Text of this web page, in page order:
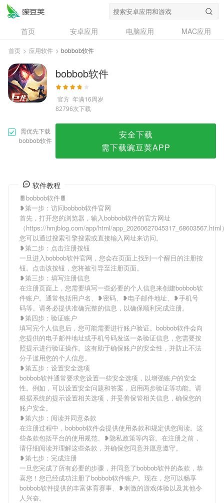
首页 安卓应用 电脑应用
MAC应用
资讯
专题
问答
首页 > 应用软件 > bobbob软件
bobbob软件
官方 年满16周岁
82796次下载
需优先下载
bobbob软件
安全下载
需下载豌豆荚APP
软件教程
🍫bobbob软件🍫
❥第一步：访问bobbob软件官网
首先，打开您的浏览器，输入bobbob软件的官方网址
（https://hmjblog.com/app/html/app_20260627045317_68603567.html
您可以通过搜索引擎搜索或直接输入网址来访问。
❥第二步：点击注册按钮
一旦进入bobbob软件官网，您会在页面上找到一个醒目的注册按
钮。点击该按钮，您将被引导至注册页面。
❥第三步：填写注册信息
在注册页面上，您需要填写一些必要的个人信息来创建bobbob软
件账户。通常包括用户名、❥密码、❥电子邮件地址、❥手机号
码等。请务必提供准确完整的信息，以确保顺利完成注册。
❥第四步：验证账户
填写完个人信息后，您可能需要进行账户验证。bobbob软件会向
您提供的电子邮件地址或手机号码发送一条验证信息，您需要按
照提示进行验证操作。这有助于确保账户的安全性，并防止不法
分子滥用您的个人信息。
❥第五步：设置安全选项
bobbob软件通常要求您设置一些安全选项，以增强账户的安全
性。例如，可以设置安全问题和答案，启用两步验证等功能。请
根据系统的提示设置相关选项，并妥善保管相关信息，确保您的
账户安全。
❥第六步：阅读并同意条款
在注册过程中，bobbob软件会提供使用条款和规定供您阅读。这
些条款包括平台的使用规范、❥隐私政策等内容。在注册之前，
请仔细阅读并理解这些条款，并确保您同意并愿意遵守。
❥第七步：完成注册
一旦您完成了所有必要的步骤，并同意了bobbob软件的条款，恭
喜您！您已经成功注册了bobbob软件账户。现在，您可以畅享
bobbob软件提供的丰富体育赛事、❥刺激的游戏体验以及其他令
人兴奋。